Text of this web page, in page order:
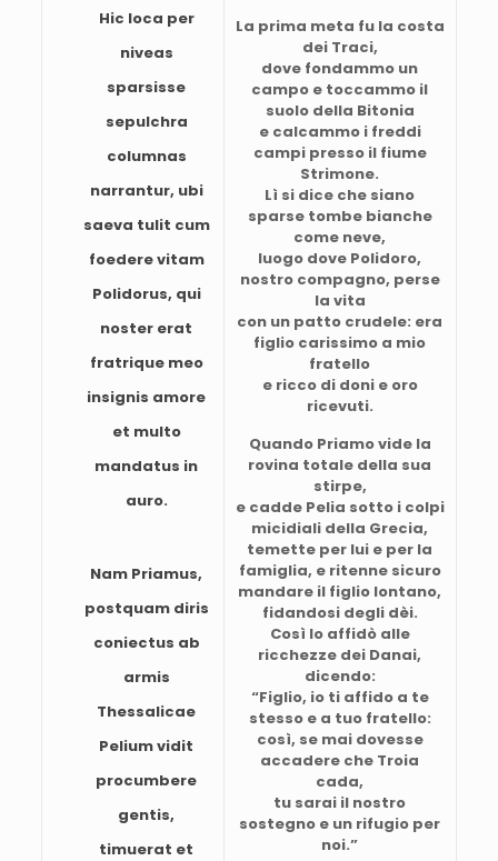
Hic loca per
niveas
sparsisse
sepulchra
columnas
narrantur, ubi
saeva tulit cum
foedere vitam
Polidorus, qui
noster erat
fratrique meo
insignis amore
et multo
mandatus in
auro.
Nam Priamus,
postquam diris
coniectus ab
armis
Thessalicae
Pelium vidit
procumbere
gentis,
timuerat et
La prima meta fu la costa
dei Traci,
dove fondammo un
campo e toccammo il
suolo della Bitonia
e calcammo i freddi
campi presso il fiume
Strimone.
Lì si dice che siano
sparse tombe bianche
come neve,
luogo dove Polidoro,
nostro compagno, perse
la vita
con un patto crudele: era
figlio carissimo a mio
fratello
e ricco di doni e oro
ricevuti.
Quando Priamo vide la
rovina totale della sua
stirpe,
e cadde Pelia sotto i colpi
micidiali della Grecia,
temette per lui e per la
famiglia, e ritenne sicuro
mandare il figlio lontano,
fidandosi degli dèi.
Così lo affidò alle
ricchezze dei Danai,
dicendo:
“Figlio, io ti affido a te
stesso e a tuo fratello:
così, se mai dovesse
accadere che Troia
cada,
tu sarai il nostro
sostegno e un rifugio per
noi.”